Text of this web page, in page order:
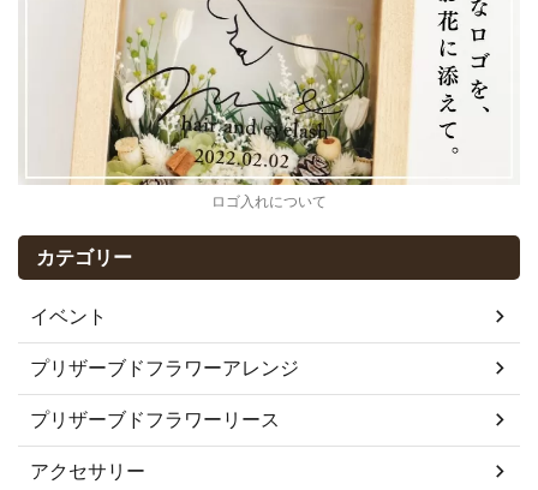
ロゴ入れについて
カテゴリー
イベント
プリザーブドフラワーアレンジ
プリザーブドフラワーリース
アクセサリー